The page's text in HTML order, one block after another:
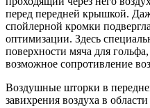
перед передней крышкой.
спойлерной кромки
оптимизации. Здесь
поверхности мяча для
возможное сопротивление
Воздушные шторки в
завихрения воздуха в